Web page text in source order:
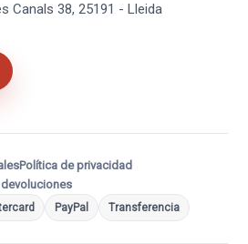
Canals 38, 25191 - Lleida
Política de privacidad
PayPal Transferencia